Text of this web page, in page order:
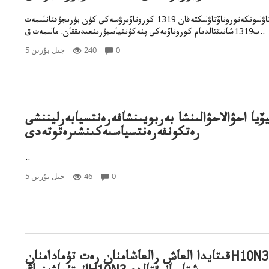
قازاقستاندا وتكەن تاۋلىوتكەنوروناۆتاۋلىكتەقان 1319 كوروناۆيرۋسەكى كۇن بۇرىجۇققانلىمەت
ب1319شانىقتالدىام كوروناۆيەكى پنەكۇننياسبۇرىنعىدىققان. مالىمەت ق..
5 جىل بۇرىن 240 0
احۋالاحۋالىنشا بەربويىنشافەرەنتسيابەرليننشى
رەتكونفەرەنتسياسىەكىنشىرەتوتەدى
..
5 جىل بۇرىن 46 0
قىتايدا العاش رالعاشامنان رەت تۇمادامنانH10N3 شتقۇس